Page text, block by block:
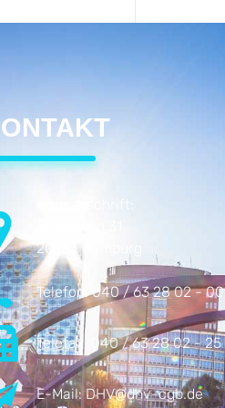
20537 Hamburg
Telefon:040 / 63 28 02 - 00
Telefax: 040 / 63 28 02 - 25
E-Mail:DHV@dhv-cgb.de